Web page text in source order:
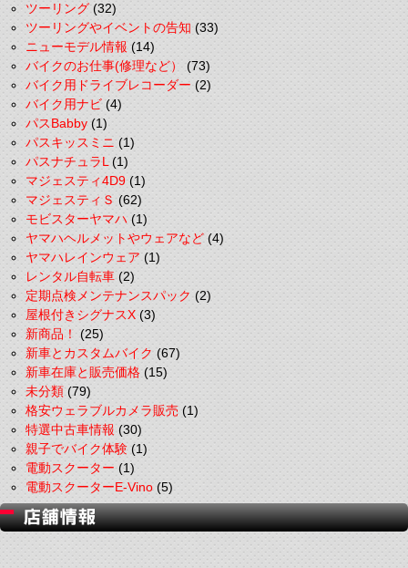
ツーリング(32)
ツーリングやイベントの告知(33)
ニューモデル情報(14)
バイクのお仕事(修理など）(73)
バイク用ドライブレコーダー(2)
バイク用ナビ(4)
パスBabby(1)
パスキッスミニ(1)
パスナチュラL(1)
マジェスティ4D9(1)
マジェスティＳ(62)
モビスターヤマハ(1)
ヤマハヘルメットやウェアなど(4)
ヤマハレインウェア(1)
レンタル自転車(2)
定期点検メンテナンスパック(2)
屋根付きシグナスX(3)
新商品！(25)
新車とカスタムバイク(67)
新車在庫と販売価格(15)
未分類(79)
格安ウェラブルカメラ販売(1)
特選中古車情報(30)
親子でバイク体験(1)
電動スクーター(1)
電動スクーターE-Vino(5)